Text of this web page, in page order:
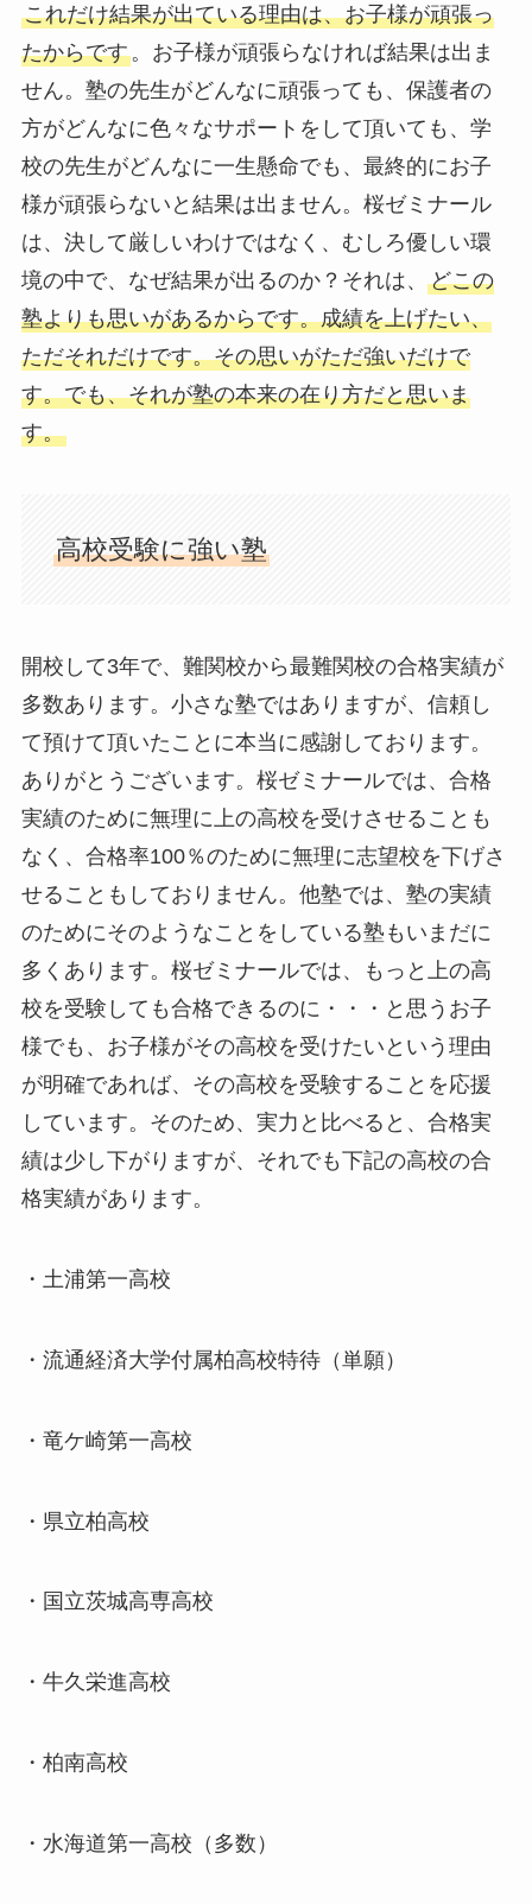
これだけ結果が出ている理由は、お子様が頑張っ
たからです。お子様が頑張らなければ結果は出ま
せん。塾の先生がどんなに頑張っても、保護者の
方がどんなに色々なサポートをして頂いても、学
校の先生がどんなに一生懸命でも、最終的にお子
様が頑張らないと結果は出ません。桜ゼミナール
は、決して厳しいわけではなく、むしろ優しい環
境の中で、なぜ結果が出るのか？それは、 どこの
塾よりも思いがあるからです。成績を上げたい、
ただそれだけです。その思いがただ強いだけで
す。でも、それが塾の本来の在り方だと思いま
す。
高校受験に強い塾
開校して3年で、難関校から最難関校の合格実績が
多数あります。小さな塾ではありますが、信頼し
て預けて頂いたことに本当に感謝しております。
ありがとうございます。桜ゼミナールでは、合格
実績のために無理に上の高校を受けさせることも
なく、合格率100％のために無理に志望校を下げさ
せることもしておりません。他塾では、塾の実績
のためにそのようなことをしている塾もいまだに
多くあります。桜ゼミナールでは、もっと上の高
校を受験しても合格できるのに・・・と思うお子
様でも、お子様がその高校を受けたいという理由
が明確であれば、その高校を受験することを応援
しています。そのため、実力と比べると、合格実
績は少し下がりますが、それでも下記の高校の合
格実績があります。
・土浦第一高校
・流通経済大学付属柏高校特待（単願）
・竜ケ崎第一高校
・県立柏高校
・国立茨城高専高校
・牛久栄進高校
・柏南高校
・水海道第一高校（多数）